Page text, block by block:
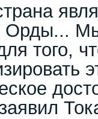
Орды...
того,